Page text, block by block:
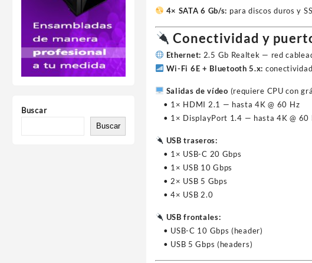
Buscar
Buscar
4× SATA 6 Gb/s: para discos duros y
Conectividad y
Ethernet: 2.5 Gb Realtek — red
Wi-Fi 6E + Bluetooth 5.x:
Salidas de vídeo (requiere CPU con
• 1× HDMI 2.1 — hasta 4K @ 60 Hz
• 1× DisplayPort 1.4 — hasta 4K @ 60
USB traseros:
• 1× USB-C 20 Gbps
• 1× USB 10 Gbps
• 2× USB 5 Gbps
• 4× USB 2.0
USB frontales:
• USB-C 10 Gbps (header)
• USB 5 Gbps (headers)